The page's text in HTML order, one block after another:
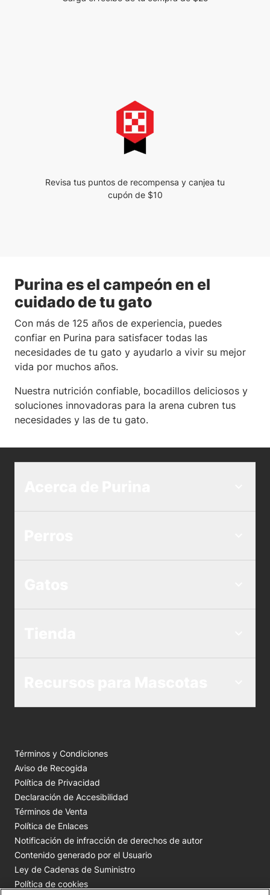
Revisa tus puntos de recompensa y canjea tu
cupón de $10
Purina es el campeón en el
cuidado de tu gato
Con más de 125 años de experiencia, puedes
confiar en Purina para satisfacer todas las
necesidades de tu gato y ayudarlo a vivir su mejor
vida por muchos años.
Nuestra nutrición confiable, bocadillos deliciosos y
soluciones innovadoras para la arena cubren tus
necesidades y las de tu gato.
Términos y Condiciones
Aviso de Recogida
Política de Privacidad
Declaración de Accesibilidad
Términos de Venta
Política de Enlaces
Notificación de infracción de derechos de autor
Contenido generado por el Usuario
Ley de Cadenas de Suministro
Política de cookies